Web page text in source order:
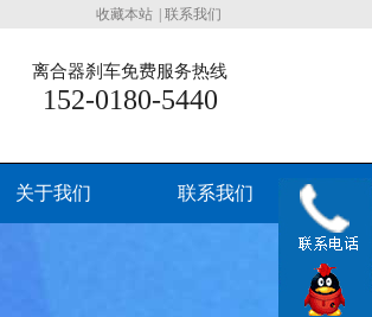
收藏本站 联系我们
离合器刹车免费服务热线
152-0180-5440
关于我们 联系我们